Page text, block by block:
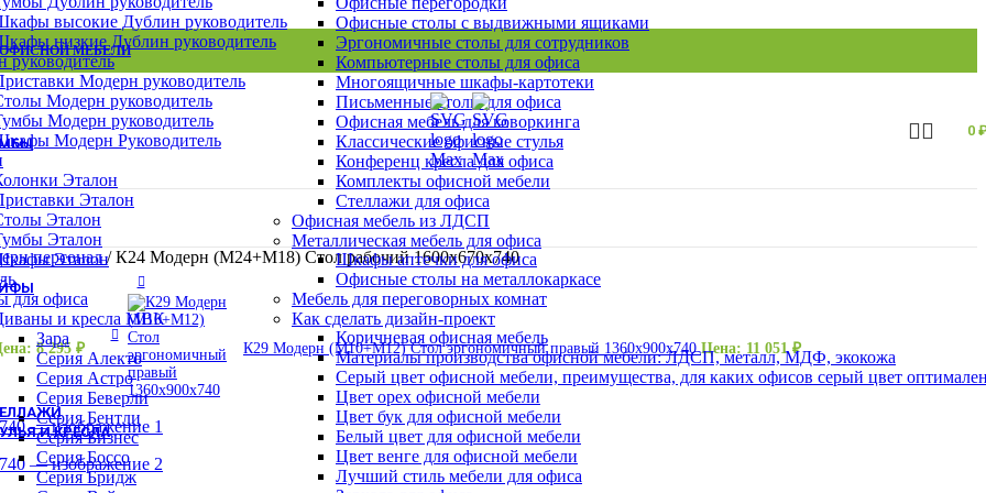
МЕБЕЛИ
Офисные столы с выдвижными ящиками
Эргономичные столы для сотрудников
Компьютерные столы для офиса
Многоящичные шкафы-картотеки
Письменные столы для офиса
Офисная мебель для коворкинга
Классические офисные стулья
Конференц кресла для офиса
Комплекты офисной мебели
Стеллажи для офиса
Офисная мебель из ЛДСП
Металлическая мебель для офиса
Шкафы аптечки для офиса
Офисные столы на металлокаркасе
Мебель для переговорных комнат
Как сделать дизайн-проект
Коричневая офисная мебель
Материалы производства офисной мебели: ЛДСП, металл, МДФ, экокожа
Серый цвет офисной мебели, преимущества, для каких офисов серый цвет
Цвет орех офисной мебели
Цвет бук для офисной мебели
Белый цвет для офисной мебели
Цвет венге для офисной мебели
Лучший стиль мебели для офиса
высокие Дублин руководитель
низкие Дублин руководитель
руководитель
Модерн руководитель
Модерн руководитель
Модерн руководитель
Модерн Руководитель
Эталон
Эталон
Эталон
Эталон
Эталон
для офиса
и кресла МВК
Зара
Серия Алекто
Серия Астро
Серия Беверли
Серия Бентли
Серия Бизнес
Серия Боссо
Серия Бридж
0
Шкафы Эталон
Шкафы для сумок
Архивные шкафы
Бухгалтерские шкафы
Картотечные шкафы
Шкафы для раздевалок
Смотреть все шкафыВСЕ ШКАФЫ
Тумбы Эталон
Тумбы Модерн персонал
Тумбы Модерн руководитель
Тумбы монолит персонал
Смотреть все тумбыВСЕ ТУМБЫ
Взломостойкие сейфы
Офисно-мебельные сейфы
Офисные сейфы
Мебельные сейфы
Оружейные сейфы
И КРЕСЛА
Кресла для персонала
Кресла руководителя
персонал/ К24 Модерн (М24+М18) Стол рабочий 1600х670х740
8 295 ₽ К29 Модерн (М10+М12) Стол эргономичный правый 1360х900х740Цена: 11 051 ₽